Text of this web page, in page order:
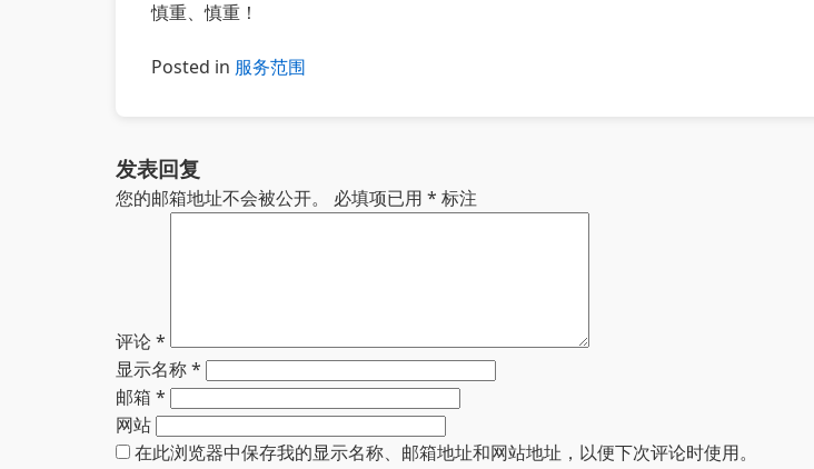
慎重、慎重！
Posted in 服务范围
发表回复
您的邮箱地址不会被公开。 必填项已用 * 标注
评论*
显示名称*
邮箱 *
网站
在此浏览器中保存我的显示名称、邮箱地址和网站地址，以便下次评论时使用。